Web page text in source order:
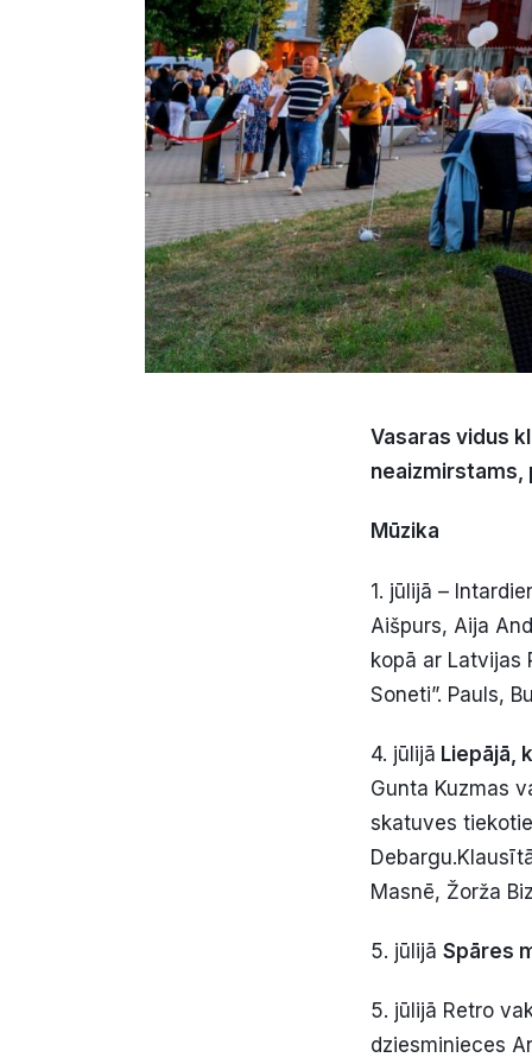
Vasaras vidus
neaizmirstams,
Mūzika
1. jūlijā –
Aišpurs, Aija
kopā ar Latvijas
Soneti”. Pauls,
4. jūlijā Liepājā,
Gunta Kuzmas
skatuves
Masnē, Žorža
5. jūlijā Spāres
5. jūlijā Retro
dziesminieces